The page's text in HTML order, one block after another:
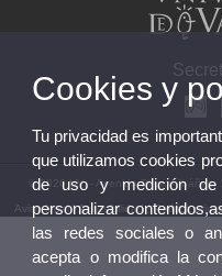
© 2026 UV. - Avenida Blasco
Aviso legal|Accesibilidad|Política
Cookies y
Tu privacidad es
que utilizamos cookies
de uso y medición
personalizar
las redes sociales o
acepta o modifica la